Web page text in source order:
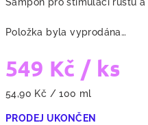
Položka byla vyprodána…
549 Kč / ks
Měrná
54,90 Kč / 100 ml
PRODEJ UKONČEN